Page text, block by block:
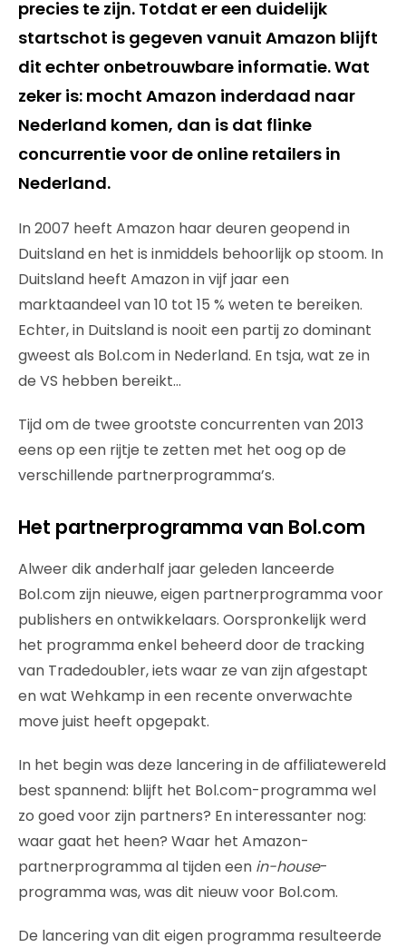
precies te zijn. Totdat er een duidelijk
startschot is gegeven vanuit Amazon blijft
dit echter onbetrouwbare informatie. Wat
zeker is: mocht Amazon inderdaad naar
Nederland komen, dan is dat flinke
concurrentie voor de online retailers in
Nederland.
In 2007 heeft Amazon haar deuren geopend in
Duitsland en het is inmiddels behoorlijk op stoom. In
Duitsland heeft Amazon in vijf jaar een
marktaandeel van 10 tot 15 % weten te bereiken.
Echter, in Duitsland is nooit een partij zo dominant
gweest als Bol.com in Nederland. En tsja, wat ze in
de VS hebben bereikt…
Tijd om de twee grootste concurrenten van 2013
eens op een rijtje te zetten met het oog op de
verschillende partnerprogramma’s.
Het partnerprogramma van Bol.com
Alweer dik anderhalf jaar geleden lanceerde
Bol.com zijn nieuwe, eigen partnerprogramma voor
publishers en ontwikkelaars. Oorspronkelijk werd
het programma enkel beheerd door de tracking
van Tradedoubler, iets waar ze van zijn afgestapt
en wat Wehkamp in een recente onverwachte
move juist heeft opgepakt.
In het begin was deze lancering in de affiliatewereld
best spannend: blijft het Bol.com-programma wel
zo goed voor zijn partners? En interessanter nog:
waar gaat het heen? Waar het Amazon-
partnerprogramma al tijden een in-house-
programma was, was dit nieuw voor Bol.com.
De lancering van dit eigen programma resulteerde